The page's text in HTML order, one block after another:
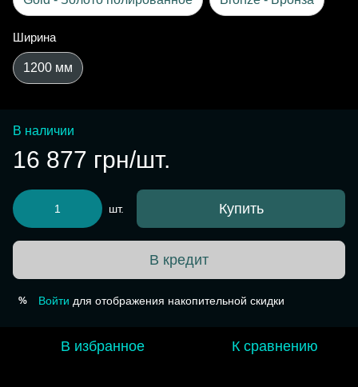
Ширина
1200 мм
В наличии
16 877 грн/шт.
шт. Купить
В кредит
% Войти для отображения накопительной скидки
В избранное К сравнению